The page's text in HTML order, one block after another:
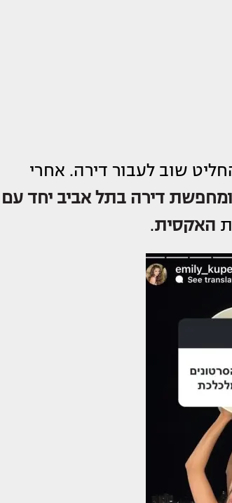
שוב לעבור דירה. אחרי
ומחפשת דירה בתל אביב יחד עם
האקסית.